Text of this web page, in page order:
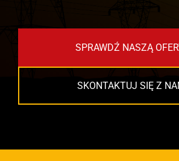
SPRAWDŹ NASZĄ
SKONTAKTUJ SIĘ Z